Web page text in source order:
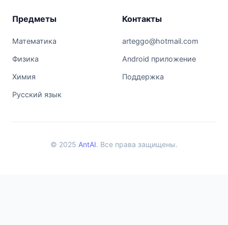
Предметы
Математика
Физика
Химия
Русский язык
Контакты
arteggo@hotmail.com
Android приложение
Поддержка
© 2025 AntAI. Все права защищены.